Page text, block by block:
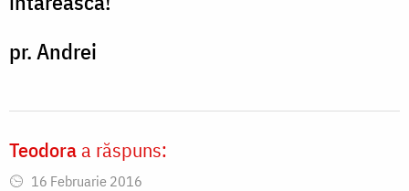
pr. Andrei
Teodora a răspuns:
16 Februarie 2016